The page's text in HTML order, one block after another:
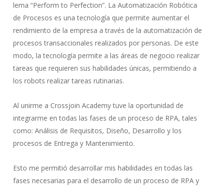
lema “Perform to Perfection”. La Automatización Robótica
de Procesos es una tecnología que permite aumentar el
rendimiento de la empresa a través de la automatización de
procesos transaccionales realizados por personas. De este
modo, la tecnología permite a las áreas de negocio realizar
tareas que requieren sus habilidades únicas, permitiendo a
los robots realizar tareas rutinarias.
Al unirme a Crossjoin Academy tuve la oportunidad de
integrarme en todas las fases de un proceso de RPA, tales
como: Análisis de Requisitos, Diseño, Desarrollo y los
procesos de Entrega y Mantenimiento.
Esto me permitió desarrollar mis habilidades en todas las
fases necesarias para el desarrollo de un proceso de RPA y